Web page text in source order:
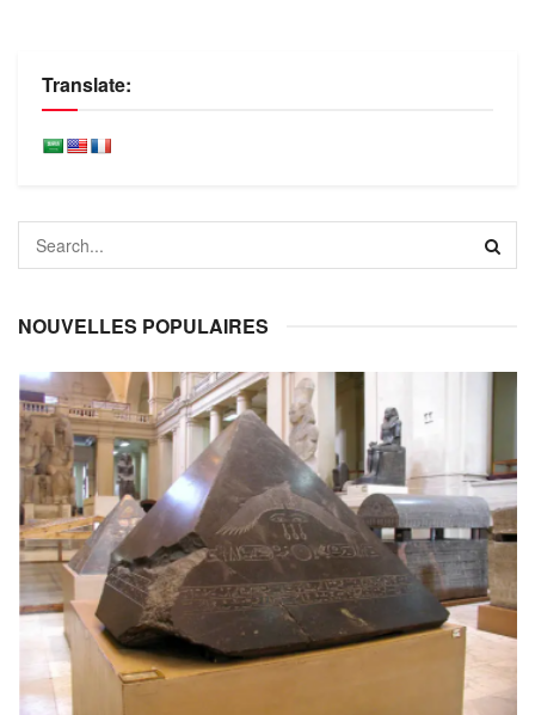
Translate:
NOUVELLES POPULAIRES